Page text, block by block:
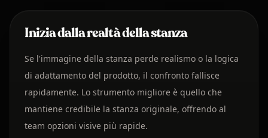
Inizia dalla realtà della stanza
Se l'immagine della stanza perde realismo o la logica
di adattamento del prodotto, il confronto fallisce
rapidamente. Lo strumento migliore è quello che
mantiene credibile la stanza originale, offrendo al
team opzioni visive più rapide.